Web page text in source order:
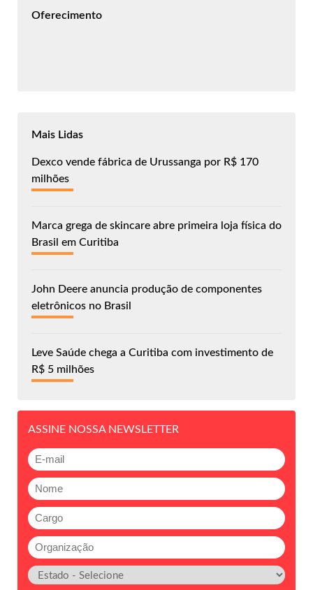
Oferecimento
Mais Lidas
Dexco vende fábrica de Urussanga por R$ 170
milhões
Marca grega de skincare abre primeira loja física do
Brasil em Curitiba
John Deere anuncia produção de componentes
eletrônicos no Brasil
Leve Saúde chega a Curitiba com investimento de
R$ 5 milhões
ASSINE NOSSA NEWSLETTER